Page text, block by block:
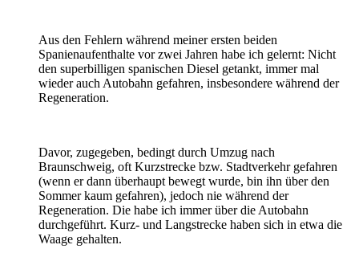
Aus den Fehlern während meiner ersten beiden
Spanienaufenthalte vor zwei Jahren habe ich gelernt: Nicht
den superbilligen spanischen Diesel getankt, immer mal
wieder auch Autobahn gefahren, insbesondere während der
Regeneration.
Davor, zugegeben, bedingt durch Umzug nach
Braunschweig, oft Kurzstrecke bzw. Stadtverkehr gefahren
(wenn er dann überhaupt bewegt wurde, bin ihn über den
Sommer kaum gefahren), jedoch nie während der
Regeneration. Die habe ich immer über die Autobahn
durchgeführt. Kurz- und Langstrecke haben sich in etwa die
Waage gehalten.